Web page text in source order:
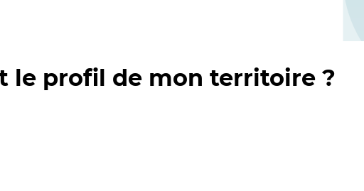
le profil de mon territoire ?